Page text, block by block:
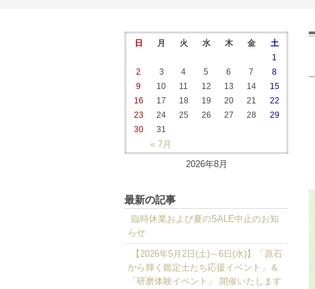
2026年8月
日 月 火 水 木 金 土
« 7月
1
2
3 4 5 6 7
8
9
10 11 12 13 14
15
16
17 18 19 20 21
22
23
24 25 26 27 28
29
30
31
最新の記事
臨時休業および夏のSALE中止のお知
らせ
【2026年5月2日(土)～6日(水)】「原石
から輝く鑑定士たち応援イベント」＆
「研磨体験イベント」 開催いたします